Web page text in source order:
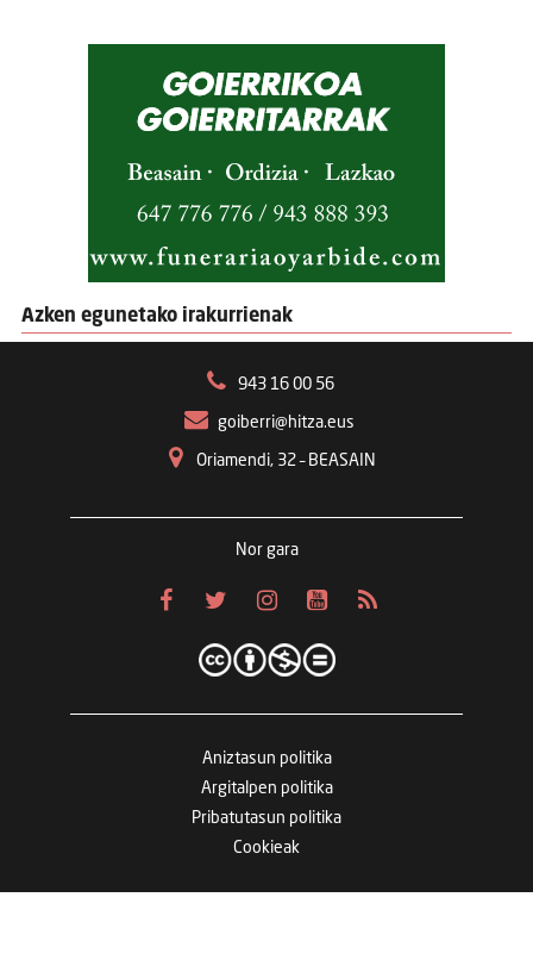
Azken egunetako irakurrienak
943 16 00 56
goiberri@hitza.eus
Oriamendi, 32 – BEASAIN
Nor gara
Aniztasun politika
Argitalpen politika
Pribatutasun politika
Cookieak